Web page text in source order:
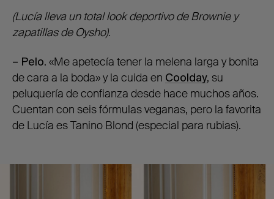
(Lucía lleva un total look deportivo de Brownie y
zapatillas de Oysho).
– Pelo. «Me apetecía tener la melena larga y bonita
de cara a la boda» y la cuida en Coolday, su
peluquería de confianza desde hace muchos años.
Cuentan con seis fórmulas veganas, pero la favorita
de Lucía es Tanino Blond (especial para rubias).